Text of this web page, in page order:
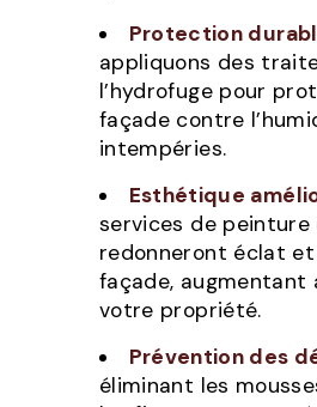
Protection
appliquons des
l’hydrofuge pour
façade contre
intempéries.
Esthétique
services de
redonneront éclat
façade, augmentant
votre propriété.
Prévention des
éliminant les